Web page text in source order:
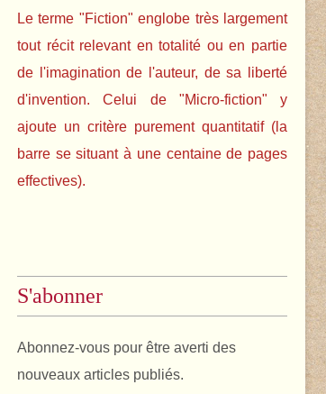
Le terme "Fiction" englobe très largement
tout récit relevant en totalité ou en partie
de l'imagination de l'auteur, de sa liberté
d'invention. Celui de "Micro-fiction" y
ajoute un critère purement quantitatif (la
barre se situant à une centaine de pages
effectives).
S'abonner
Abonnez-vous pour être averti des
nouveaux articles publiés.